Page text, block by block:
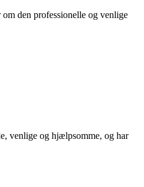
den professionelle og venlige
venlige og hjælpsomme, og har